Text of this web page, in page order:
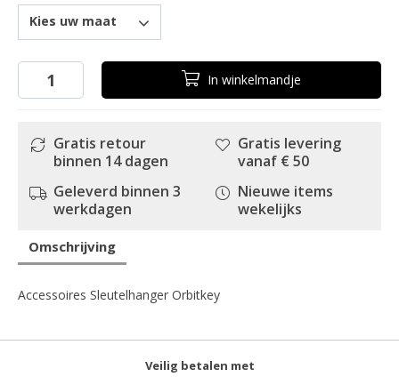
Kies uw maat
In winkelmandje
Gratis retour
binnen 14 dagen
Geleverd binnen 3
werkdagen
Gratis levering
vanaf € 50
Nieuwe items
wekelijks
Omschrijving
Accessoires Sleutelhanger Orbitkey
Veilig betalen met